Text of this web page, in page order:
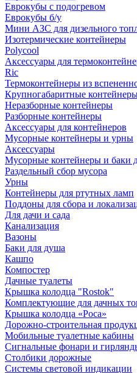
Еврокубы с подогревом
Еврокубы б/у
Мини АЗС для дизельного
Изотермические контейнеры
Polycool
Аксессуары для
Ric
Термоконтейнеры из
Крупногабаритные
Неразборные контейнеры
Разборные контейнеры
Аксессуары для контейнеров
Мусорные контейнеры и урны
Аксессуары
Мусорные контейнеры и баки
Раздельный сбор мусора
Урны
Контейнеры для ртутных ламп
Поддоны для сбора и
Для дачи и сада
Канализация
Вазоны
Баки для душа
Кашпо
Компостер
Дачные туалеты
Крышка колодца "Rostok"
Комплектующие для дачных
Крышка колодца «Роса»
Дорожно-строительная
Мобильные туалетные кабины
Сигнальные фонари и
Столбики дорожные
Системы световой индикации